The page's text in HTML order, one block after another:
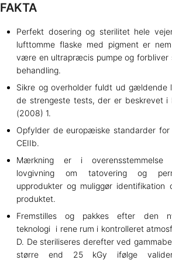
FAKTA
Perfekt dosering og sterilitet hele
lufttomme flaske med pigment er
være en ultrapræcis pumpe og forbliver
behandling.
Sikre og overholder fuldt ud gældende
de strengeste tests, der er beskrevet i
(2008) 1.
Opfylder de europæiske standarder for
CEIIb.
Mærkning er i overensstemmelse
lovgivning om tatovering og
upprodukter og muliggør identifikation
produktet.
Fremstilles og pakkes efter den
teknologi i rene rum i kontrolleret
D. De steriliseres derefter ved
større end 25 kGy ifølge